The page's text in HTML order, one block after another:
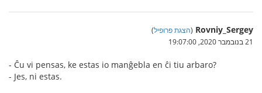
Rovniy_Sergey
(הצגת פרופיל)
21 בנובמבר 2020, 19:07:00
- Ĉu vi pensas, ke estas io manĝebla en ĉi tiu arbaro?
- Jes, ni estas.